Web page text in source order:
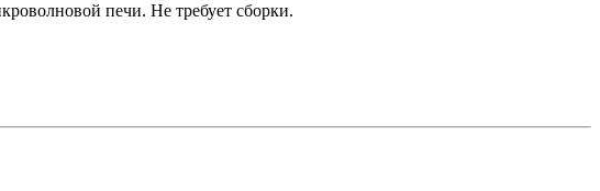
печи. Не требует сборки.